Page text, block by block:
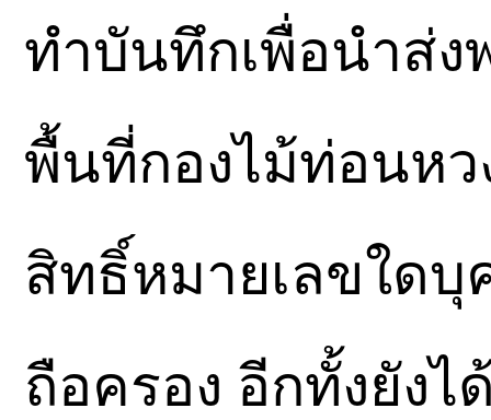
ทำบันทึกเพื่อนำส่ง
พื้นที่กองไม้ท่อนหว
สิทธิ์หมายเลขใด
ถือครอง อีกทั้งยัง